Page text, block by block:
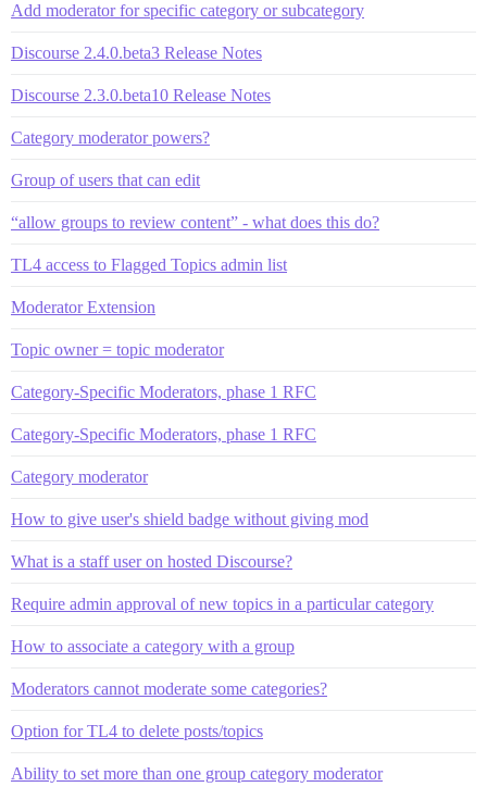
Add moderator for specific category or subcategory
Discourse 2.4.0.beta3 Release Notes
Discourse 2.3.0.beta10 Release Notes
Category moderator powers?
Group of users that can edit
“allow groups to review content” - what does this do?
TL4 access to Flagged Topics admin list
Moderator Extension
Topic owner = topic moderator
Category-Specific Moderators, phase 1 RFC
Category-Specific Moderators, phase 1 RFC
Category moderator
How to give user's shield badge without giving mod
What is a staff user on hosted Discourse?
Require admin approval of new topics in a particular category
How to associate a category with a group
Moderators cannot moderate some categories?
Option for TL4 to delete posts/topics
Ability to set more than one group category moderator